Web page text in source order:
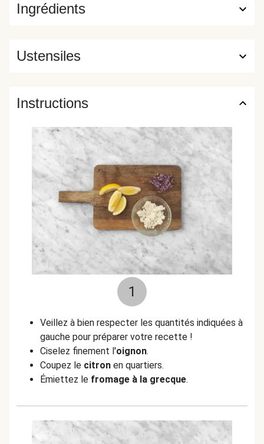
Ingrédients
Ustensiles
Instructions
1
Veillez à bien respecter les quantités indiquées à
gauche pour préparer votre recette !
Ciselez finement l'oignon.
Coupez le citron en quartiers.
Émiettez le fromage à la grecque.